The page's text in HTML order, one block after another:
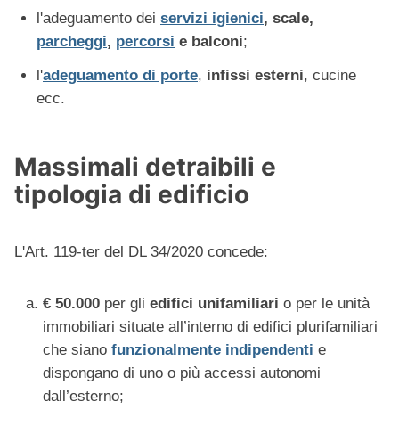
l'adeguamento dei servizi igienici, scale,
parcheggi, percorsi e balconi;
l'adeguamento di porte, infissi esterni, cucine
ecc.
Massimali detraibili e
tipologia di edificio
L'Art. 119-ter del DL 34/2020 concede:
€ 50.000 per gli edifici unifamiliari o per le unità
immobiliari situate all’interno di edifici plurifamiliari
che siano funzionalmente indipendenti e
dispongano di uno o più accessi autonomi
dall’esterno;